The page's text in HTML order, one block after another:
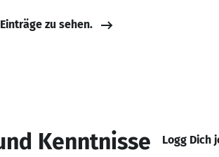
zu sehen.
Kenntnisse Logg Dich